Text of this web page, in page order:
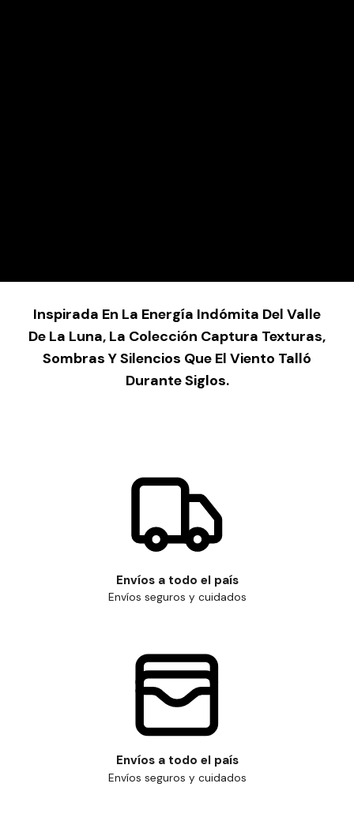
Inspirada En La Energía Indómita Del Valle
De La Luna, La Colección Captura Texturas,
Sombras Y Silencios Que El Viento Talló
Durante Siglos.
Envíos a todo el país
Envíos seguros y cuidados
Envíos a todo el país
Envíos seguros y cuidados